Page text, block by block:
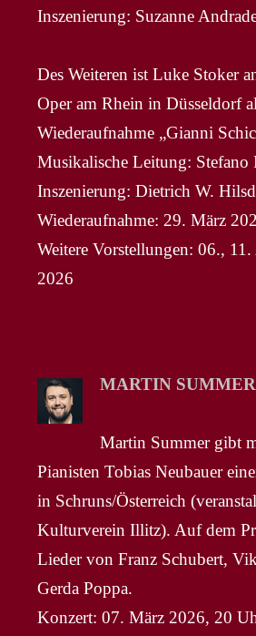
Inszenierung: Suzanne
Des Weiteren ist Luke Stoker
Oper am Rhein in Düsseldorf
Wiederaufnahme „Gianni
Musikalische Leitung: Stefano
Inszenierung: Dietrich W.
Wiederaufnahme: 29. März
Weitere Vorstellungen: 06.,
2026
MARTIN SUMMER
Martin Summer gibt
Pianisten Tobias Neubauer
in Schruns/Österreich
Kulturverein Illitz). Auf dem
Lieder von Franz Schubert,
Gerda Poppa.
Konzert: 07. März 2026, 20